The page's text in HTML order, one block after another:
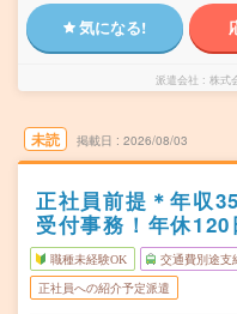
気になる!
派遣会社 株式
未読 掲載日 2026/08/03
正社員前提＊年収
受付事務！年休
職種未経験OK 交通費別途支
正社員への紹介予定派遣